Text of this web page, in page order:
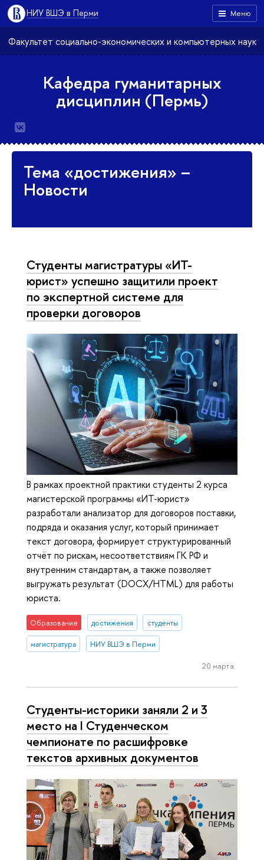
Меню
НИУ ВШЭ в Перми
Факультет социально-экономических и компьютерных наук
Кафедра гуманитарных
дисциплин (Пермь)
Тема «достижения» –
Новости
Студенты магистратуры «ИТ-
юрист» успешно защитили проект
по экспертной системе для
проверки договоров
В рамках проектной практики студенты 2 курса
магистерской программы «ИТ-юрист»
разработали анализатор для договоров поставки,
подряда и оказания услуг, который принимает
текст договора, формирует структурированный
отчёт по рискам, несоответствиям ГК РФ и
внутренним стандартам, а также позволяет
выгружать результат (DOCX/HTML) для работы
юриста.
Образование достижения студенты
магистратура НИУ ВШЭ в Перми
20 марта
Студенты-историки заняли 2 и 3
место на I Студенческом
чемпионате по расшифровке
текстов архивных документов